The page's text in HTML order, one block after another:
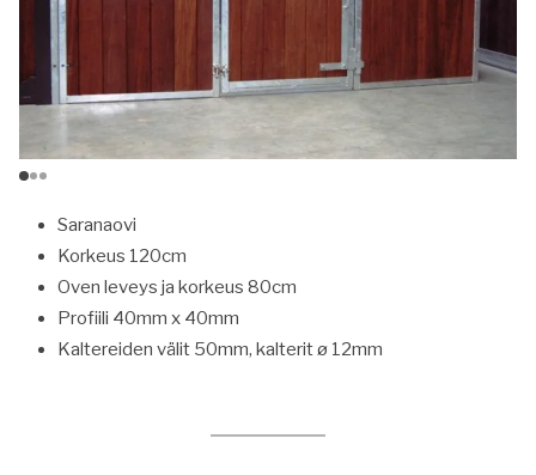
Saranaovi
Korkeus 120cm
Oven leveys ja korkeus 80cm
Profiili 40mm x 40mm
Kaltereiden välit 50mm, kalterit ø 12mm